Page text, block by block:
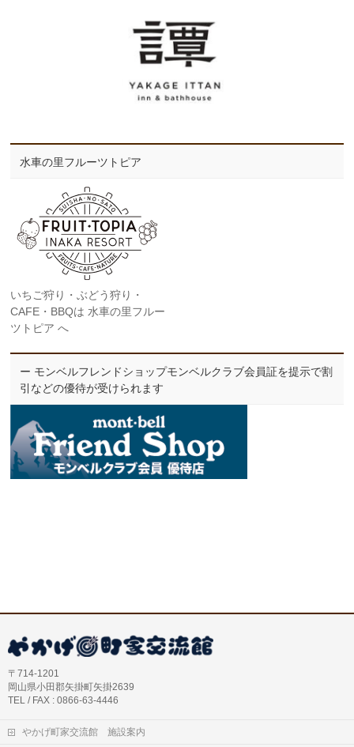
水車の里フルーツトピア
いちご狩り・ぶどう狩り・
CAFE・BBQは 水車の里フルー
ツトピア へ
ー モンベルフレンドショップモンベルクラブ会員証を提示で割
引などの優待が受けられます
〒714-1201
岡山県小田郡矢掛町矢掛2639
TEL / FAX : 0866-63-4446
やかげ町家交流館 施設案内